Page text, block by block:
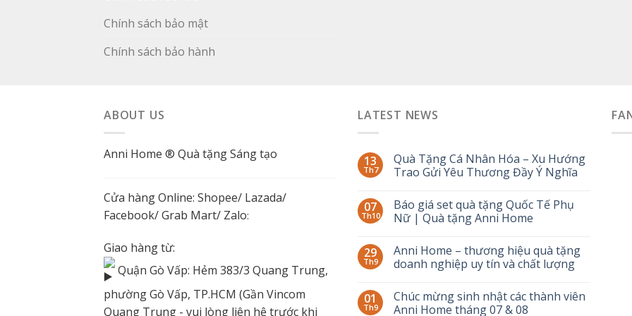
Chính sách bảo mật
Chính sách bảo hành
ABOUT US
Anni Home ® Quà tặng Sáng tạo
Cửa hàng Online: Shopee/ Lazada/
Facebook/ Grab Mart/ Zalo:
Giao hàng từ:
Quận Gò Vấp: Hẻm 383/3 Quang Trung,
phường Gò Vấp, TP.HCM (Gần Vincom
Quang Trung - vui lòng liên hệ trước khi
LATEST NEWS
13
Th7
Quà Tặng Cá Nhân Hóa – Xu Hướng
Trao Gửi Yêu Thương Đầy Ý Nghĩa
07
Th10
Báo giá set quà tặng Quốc Tế Phụ
Nữ | Quà tặng Anni Home
29
Th9
Anni Home – thương hiệu quà tặng
doanh nghiệp uy tín và chất lượng
01
Th9
Chúc mừng sinh nhật các thành viên
Anni Home tháng 07 & 08